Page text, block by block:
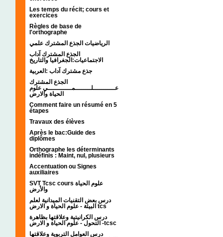
Les temps du récit; cours et
exercices
Règles de base de
l'orthographe
الرياضيات الجذع المشترك علمي
الجذع المشترك آداب
الاجتماعيات:الجغرافيا والتاريخ
جذع مشترك آداب :العربية
الجذع المشترك
عـــــــــــلــــــــمــــــــــــي علوم
الحياة والارض
Comment faire un résumé en 5
étapes
Travaux des élèves
Après le bac:Guide des
diplômes
Orthographe les déterminants
indéfinis : Maint, nul, plusieurs
Accentuation ou Signes
auxiliaires
SVT Tcsc cours علوم الحياة
والأرض
درس بعض التقنيات الميدانية لعلم
البيئة - علوم الحياة و الارض tcs
درس الكرانيتية وعلاقتها بظاهرة
التحول - علوم الحياة و الارض -tcsc
درس العوامل التربوية وعلاقتها